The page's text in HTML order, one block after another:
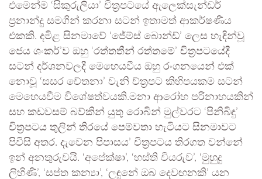
එමෙන්ම ‘සිකුරුලියා’ චිත්‍රපටයේ ඇලෙක්සැන්ඩර්
ප්‍රනාන්දු සමගින් කරනා සටන් ඉතාමත් ආකර්ෂණීය
එකකි. දමිළ සිනමාවේ ‘ජේම්ස් බොන්ඩ්’ ලෙස හැඳින්වූ
ජෙය ශංකර්’ව ඔහු ‘රත්තතීන් රත්තමේ’ චිත්‍රපටයේදී
සටන් දර්ශනවලදී මෙහෙයවීය ඔහු රංගනයෙන් එක්
නොවූ ‘සසර චේතනා’ වැනි ච්ත්‍රපට කිහිපයකම සටන්
මෙහෙයවීම විශේෂත්වයකි.මනා ආරෝහ පරිනාහයකින්
සහ කඩවසම් බව්කින් යුතු රොබින් මුල්වරට ‘පිනිබිඳු’
චිත්‍රපටය තුලින් තිරයේ පෙම්වතා හැටියට සිනමාවට
පිවිසි අතර. දැවෙන පිපාසය’ චිත්‍රපටය තිරගත වන්නේ
ඉන් අනතුරුවයි. ‘අපේක්ෂා’, ‘හස්ති වියරුව’, ‘මුහුදු
ලිහිණි’, ‘සප්ත කන්‍යා’, ‘ලඳුනේ ඔබ දෙවඟනකි’ යන